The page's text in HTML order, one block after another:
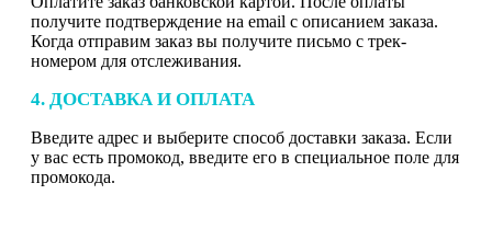
получите подтверждение на email с описанием заказа.
Когда отправим заказ вы получите письмо с трек-
номером для отслеживания.
4. ДОСТАВКА И ОПЛАТА
Введите адрес и выберите способ доставки заказа. Если
у вас есть промокод, введите его в специальное поле для
промокода.